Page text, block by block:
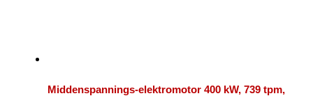
Middenspannings-elektromotor 400 kW, 739 tpm,